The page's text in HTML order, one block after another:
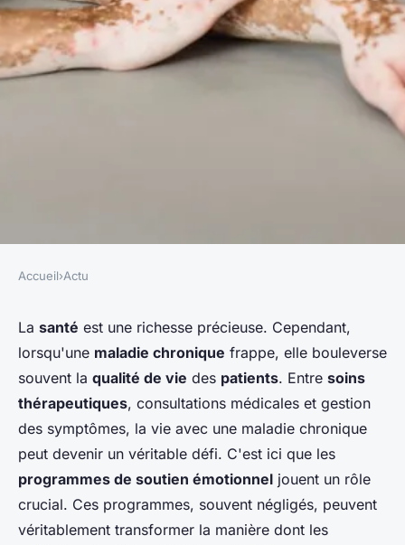
Quels sont les avantages des
programmes de soutien
émotionnel pour les patients
atteints de maladies
chroniques?
Accueil›Actu
La santé est une richesse précieuse. Cependant,
lorsqu'une maladie chronique frappe, elle bouleverse
souvent la qualité de vie des patients. Entre soins
thérapeutiques, consultations médicales et gestion
des symptômes, la vie avec une maladie chronique
peut devenir un véritable défi. C'est ici que les
programmes de soutien émotionnel jouent un rôle
crucial. Ces programmes, souvent négligés, peuvent
véritablement transformer la manière dont les